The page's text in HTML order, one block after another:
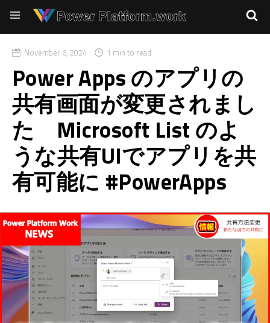
November 6, 2024 1 min to read
Power Apps のアプリの
共有画面が変更されまし
た Microsoft List のよ
うな共有UIでアプリを共
有可能に #PowerApps